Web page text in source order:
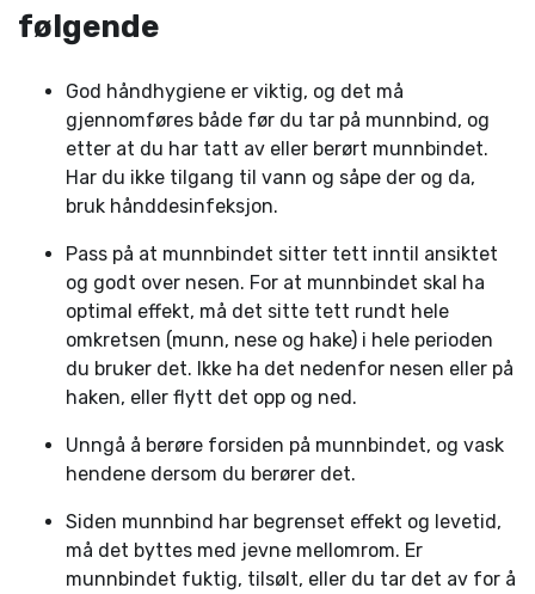
følgende
God håndhygiene er viktig, og det må
gjennomføres både før du tar på munnbind, og
etter at du har tatt av eller berørt munnbindet.
Har du ikke tilgang til vann og såpe der og da,
bruk hånddesinfeksjon.
Pass på at munnbindet sitter tett inntil ansiktet
og godt over nesen. For at munnbindet skal ha
optimal effekt, må det sitte tett rundt hele
omkretsen (munn, nese og hake) i hele perioden
du bruker det. Ikke ha det nedenfor nesen eller på
haken, eller flytt det opp og ned.
Unngå å berøre forsiden på munnbindet, og vask
hendene dersom du berører det.
Siden munnbind har begrenset effekt og levetid,
må det byttes med jevne mellomrom. Er
munnbindet fuktig, tilsølt, eller du tar det av for å